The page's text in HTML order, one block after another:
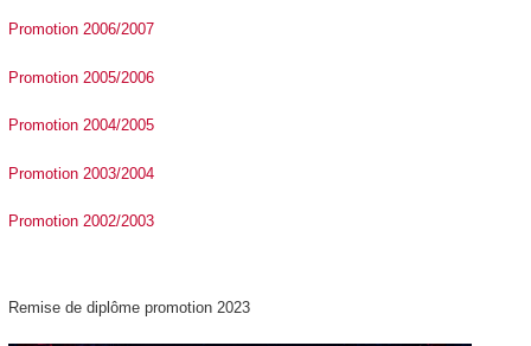
Promotion 2006/2007
Promotion 2005/2006
Promotion 2004/2005
Promotion 2003/2004
Promotion 2002/2003
Remise de diplôme promotion 2023